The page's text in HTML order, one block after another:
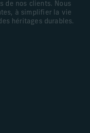
de nos clients. Nous
à simplifier la vie
héritages durables.